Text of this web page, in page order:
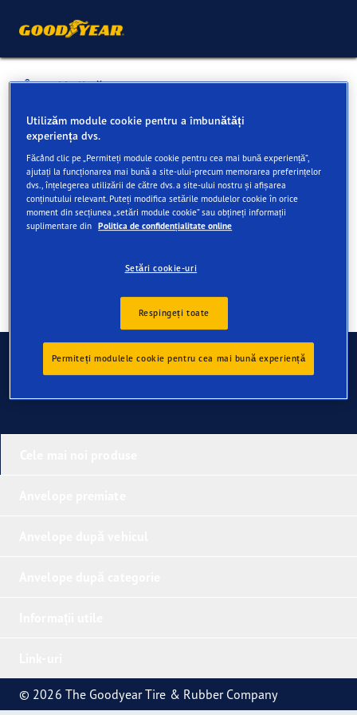
Înapoi la listă
ELITE TIRES DISTRIBUTION
Servicii disponibile online și în magazin
Informații de contact Servicii
Contact
© 2026 The Goodyear Tire & Rubber Company
Utilizăm module cookie pentru a îmbunătăți
experiența dvs.
Făcând clic pe „Permiteți module cookie pentru cea mai bună experiență”,
ajutați la funcționarea mai bună a site-ului-precum memorarea preferințelor
dvs., înțelegerea utilizării de către dvs. a site-ului nostru și afișarea
conținutului relevant. Puteți modifica setările modulelor cookie în orice
moment din secțiunea „setări module cookie” sau obțineți informații
suplimentare din Politica de confidențialitate online
Setări cookie-uri
Respingeți toate
Permiteți modulele cookie pentru cea mai bună experiență